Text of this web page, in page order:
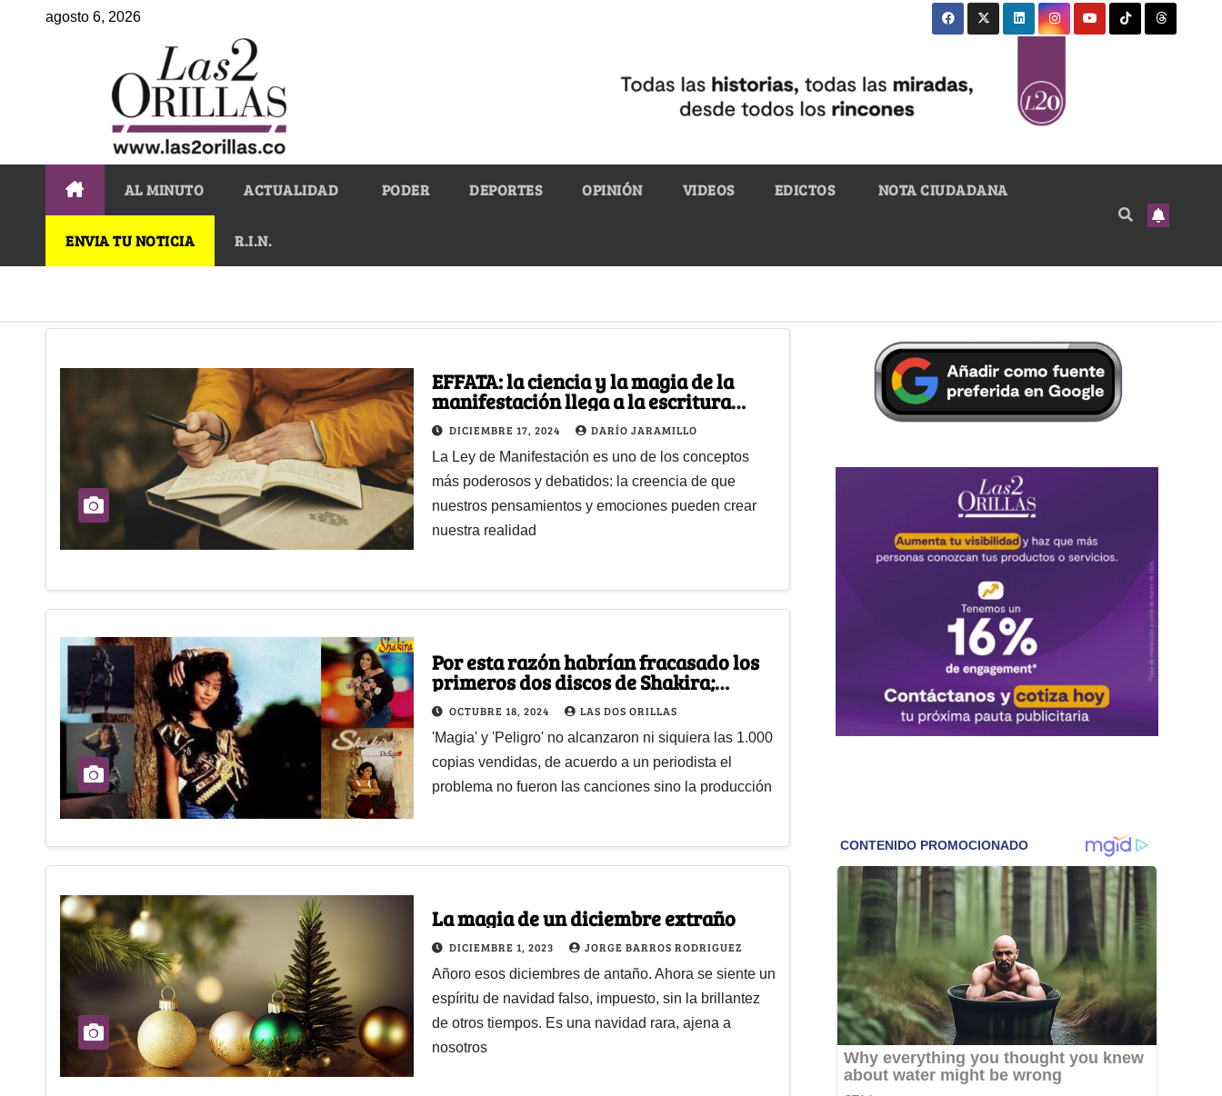
agosto 6, 2026
AL MINUTO ACTUALIDAD PODER DEPORTES OPINIÓN VIDEOS EDICTOS NOTA CIUDADANA
ENVIA TU NOTICIA R.I.N.
EFFATA: la ciencia y la magia de la
manifestación llega a la escritura
mágica
DICIEMBRE 17, 2024 DARÍO JARAMILLO
La Ley de Manifestación es uno de los conceptos
más poderosos y debatidos: la creencia de que
nuestros pensamientos y emociones pueden crear
nuestra realidad
Por esta razón habrían fracasado los
primeros dos discos de Shakira;
sonaban a plancha
OCTUBRE 18, 2024 LAS DOS ORILLAS
'Magia' y 'Peligro' no alcanzaron ni siquiera las 1.000
copias vendidas, de acuerdo a un periodista el
problema no fueron las canciones sino la producción
La magia de un diciembre extraño
DICIEMBRE 1, 2023 JORGE BARROS RODRIGUEZ
Añoro esos diciembres de antaño. Ahora se siente un
espíritu de navidad falso, impuesto, sin la brillantez
de otros tiempos. Es una navidad rara, ajena a
nosotros